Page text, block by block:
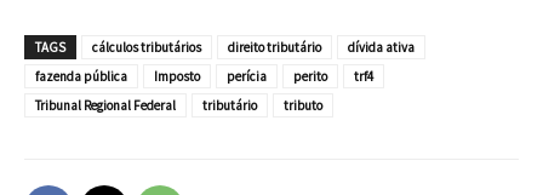
TAGS cálculos tributários direito tributário
dívida ativa
fazenda pública
Imposto perícia perito
trf4
Tribunal Regional Federal
tributário tributo